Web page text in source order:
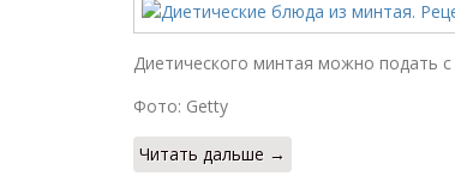
Диетического минтая можно подать
Фото: Getty
Читать дальше →